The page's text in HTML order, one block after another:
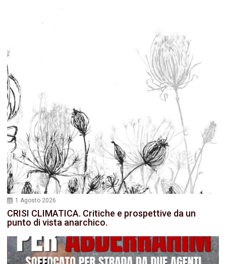
1 Agosto 2026
CRISI CLIMATICA. Critiche e prospettive da un
punto di vista anarchico.